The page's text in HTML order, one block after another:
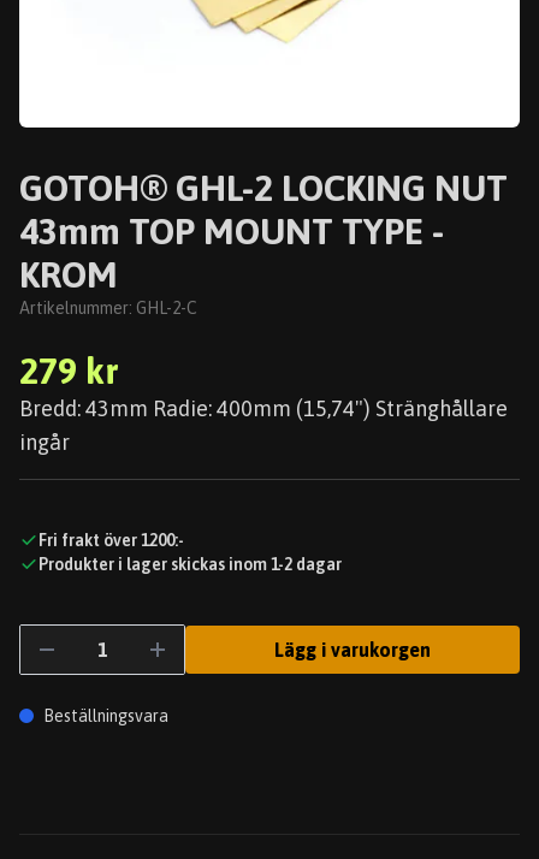
GOTOH® GHL-2 LOCKING NUT
43mm TOP MOUNT TYPE -
KROM
Artikelnummer: GHL-2-C
279 kr
Bredd: 43mm Radie: 400mm (15,74") Stränghållare
ingår
Fri frakt över 1200:-
Produkter i lager skickas inom 1-2 dagar
Lägg i varukorgen
Beställningsvara